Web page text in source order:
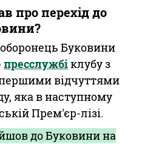
про перехід до
Буковини
пресслужбіклубу з
відчуттями
яка в наступному
Прем'єр-лізі.
до Буковини на